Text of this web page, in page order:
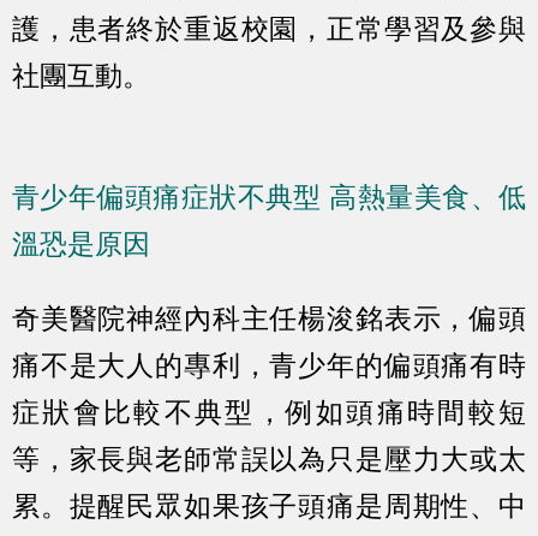
護，患者終於重返校園，正常學習及參與
社團互動。
青少年偏頭痛症狀不典型 高熱量美食、低
溫恐是原因
奇美醫院神經內科主任楊浚銘表示，偏頭
痛不是大人的專利，青少年的偏頭痛有時
症狀會比較不典型，例如頭痛時間較短
等，家長與老師常誤以為只是壓力大或太
累。提醒民眾如果孩子頭痛是周期性、中